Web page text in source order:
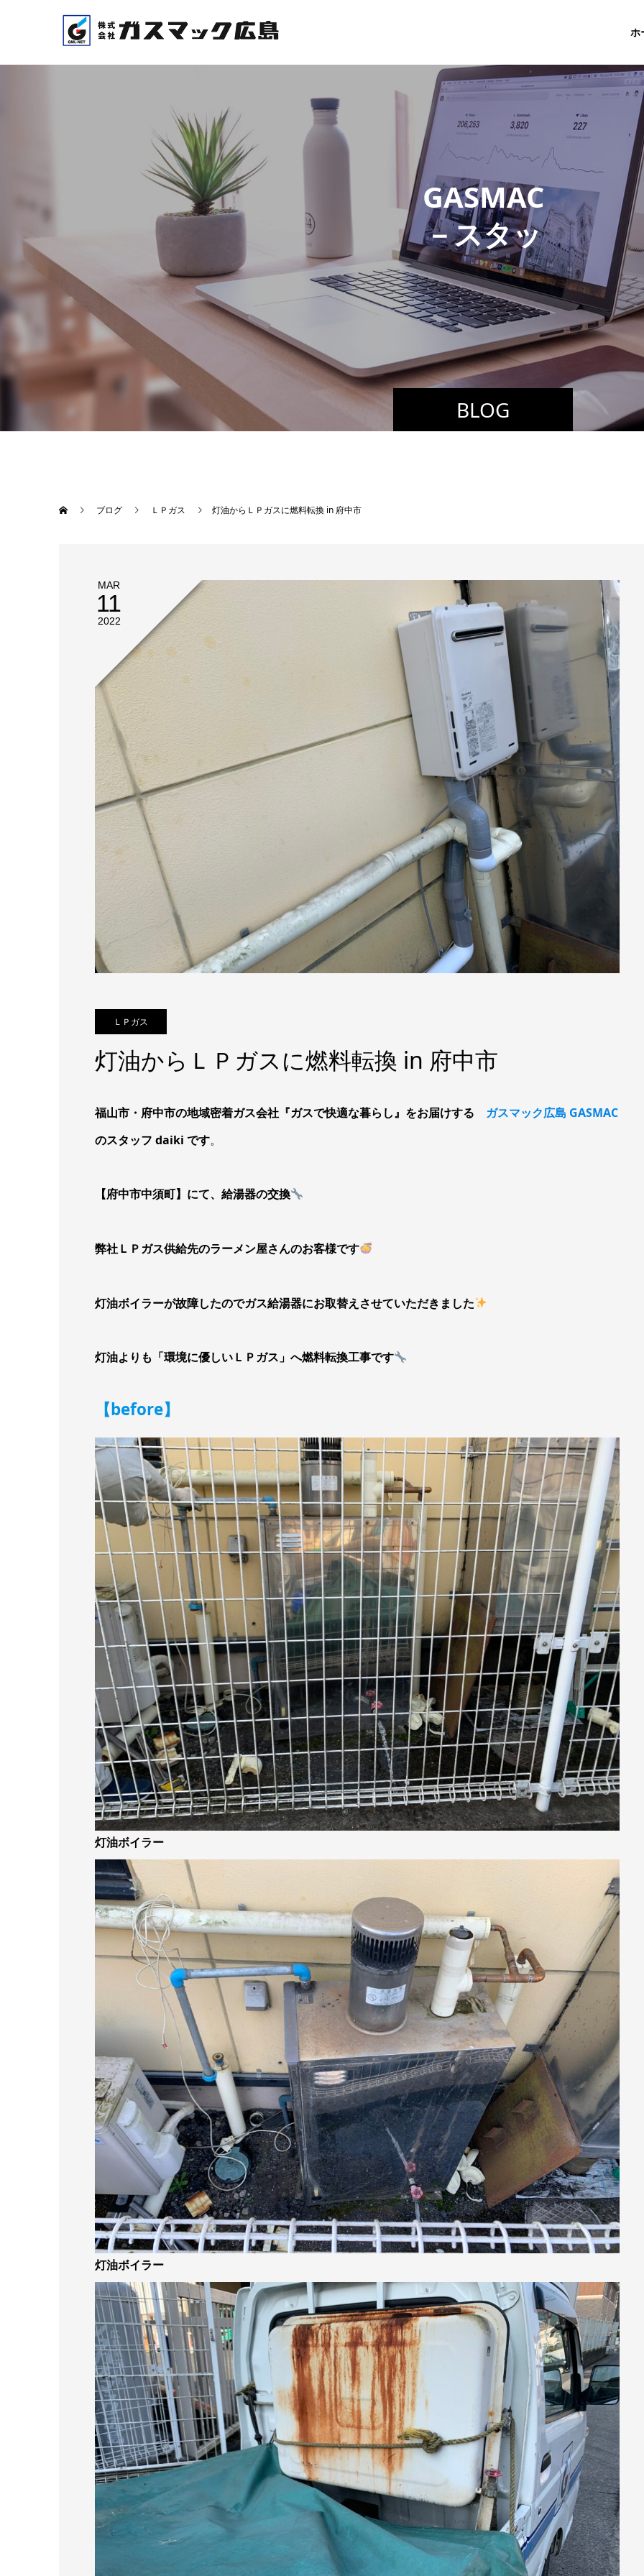
ホ
BLOG
GASMAC
－
スタッフブログ－
ブログ ＬＰガス 灯油からＬＰガスに燃料転換 in 府中市
MAR
11
2022
ＬＰガス
灯油からＬＰガスに燃料転換 in 府中市
福山市・府中市の地域密着ガス会社『ガスで快適な暮らし』をお届けする ガスマック広島 GASMAC
のスタッフ daiki です。
【府中市中須町】にて、給湯器の交換
弊社ＬＰガス供給先のラーメン屋さんのお客様です
灯油ボイラーが故障したのでガス給湯器にお取替えさせていただきました
灯油よりも「環境に優しいＬＰガス」へ燃料転換工事です
【before】
灯油ボイラー
灯油ボイラー